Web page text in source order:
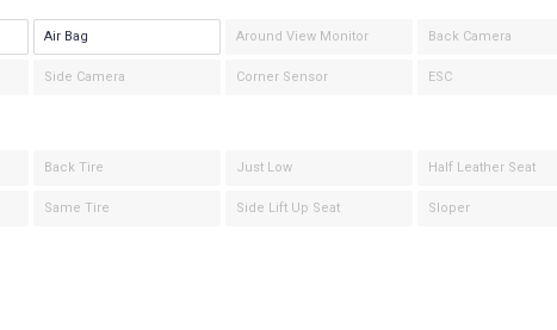
Air Bag Around View Monitor Back Camera
Side Camera Corner Sensor ESC
Back Tire Just Low Half Leather Seat
Same Tire Side Lift Up Seat Sloper